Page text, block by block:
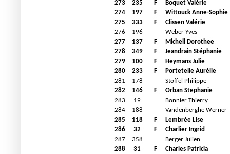
273
235 F
Boquet Valérie
274
197 F
Wittouck Anne-Sophie
275
333 F
Clissen Valérie
276
196
Weber Yves
277
137 F
Micheli Dorothee
278
349 F
Jeandrain Stéphanie
279
100 F
Heymans Julie
280
233 F
Portetelle Aurélie
281
178
Stoffel Philippe
282
146 F
Orban Stephanie
283
19
Bonnier Thierry
284
188
Vandenberghe Werner
285
118 F
Lembrée Lise
286
32 F
Charlier Ingrid
287
358
Berger Julien
288
31 F
Charles Patricia